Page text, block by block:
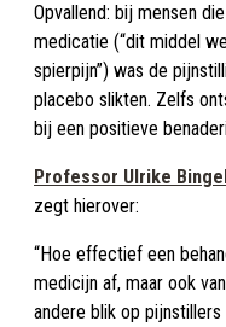
Opvallend: bij mensen
medicatie (“dit middel
spierpijn”) was de
placebo slikten. Zelfs
bij een positieve
Professor Ulrike
zegt hierover:
“Hoe effectief een
medicijn af, maar ook
andere blik op